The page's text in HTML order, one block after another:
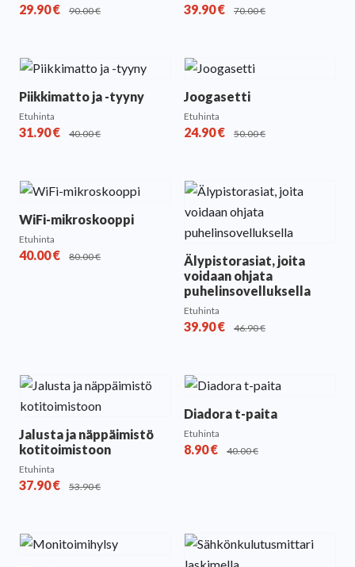
29.90€ 90.00€ 39.90€ 70.00€
Piikkimatto ja -tyyny
Etuhinta
31.90€ 40.00€
Joogasetti
Etuhinta
24.90€ 50.00€
WiFi-mikroskooppi
Etuhinta
40.00€ 80.00€
Älypistorasiat, joita
voidaan ohjata
puhelinsovelluksella
Etuhinta
39.90€ 46.90€
Jalusta ja näppäimistö
kotitoimistoon
Etuhinta
37.90€ 53.90€
Diadora t-paita
Etuhinta
8.90€ 40.00€